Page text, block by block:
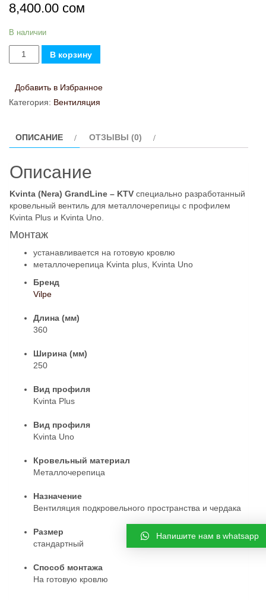
8,400.00 сом
В наличии
Количество
товара
GrandLine
KTV
В корзину
Добавить в Избранное
Категория: Вентиляция
ОПИСАНИЕ ОТЗЫВЫ (0)
Описание
Kvinta (Nera) GrandLine – KTV специально разработанный
кровельный вентиль для металлочерепицы с профилем
Kvinta Plus и Kvinta Uno.
Монтаж
устанавливается на готовую кровлю
металлочерепица Kvinta plus, Kvinta Uno
Бренд
Vilpe
Длина (мм)
360
Ширина (мм)
250
Вид профиля
Kvinta Plus
Вид профиля
Kvinta Uno
Кровельный материал
Металлочерепица
Назначение
Вентиляция подкровельного пространства и чердака
Размер
стандартный
Способ монтажа
На готовую кровлю
Напишите нам в whatsapp